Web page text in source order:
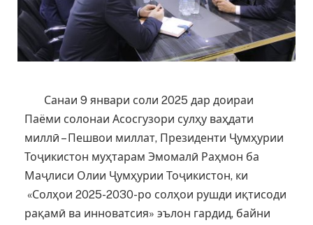
Санаи 9 январи соли 2025 дар доираи
Паёми солонаи Асосгузори сулҳу ваҳдати
миллӣ – Пешвои миллат, Президенти Ҷумҳурии
Тоҷикистон муҳтарам Эмомалӣ Раҳмон ба
Маҷлиси Олии Ҷумҳурии Тоҷикистон, ки
«Солҳои 2025-2030-ро солҳои рушди иқтисоди
рақамӣ ва инноватсия» эълон гардид, байни